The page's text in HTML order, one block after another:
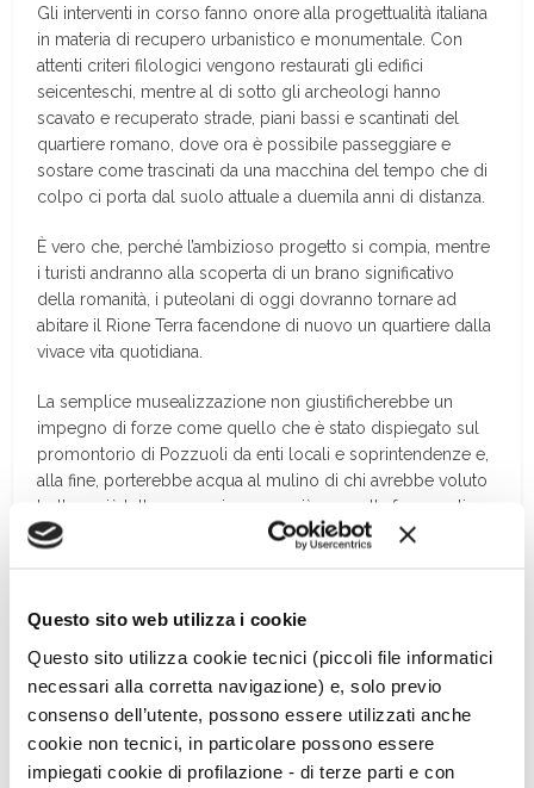
Questo sito web utilizza i cookie
Questo sito utilizza cookie tecnici (piccoli file informatici
necessari alla corretta navigazione) e, solo previo
consenso dell’utente, possono essere utilizzati anche
cookie non tecnici, in particolare possono essere
impiegati cookie di profilazione - di terze parti e con
Gli interventi in corso fanno onore alla progettualità italiana
in materia di recupero urbanistico e monumentale. Con
attenti criteri filologici vengono restaurati gli edifici
seicenteschi, mentre al di sotto gli archeologi hanno
scavato e recuperato strade, piani bassi e scantinati del
quartiere romano, dove ora è possibile passeggiare e
sostare come trascinati da una macchina del tempo che di
colpo ci porta dal suolo attuale a duemila anni di distanza.
È vero che, perché l’ambizioso progetto si compia, mentre
i turisti andranno alla scoperta di un brano significativo
della romanità, i puteolani di oggi dovranno tornare ad
abitare il Rione Terra facendone di nuovo un quartiere dalla
vivace vita quotidiana.
La semplice musealizzazione non giustificherebbe un
impegno di forze come quello che è stato dispiegato sul
promontorio di Pozzuoli da enti locali e soprintendenze e,
alla fine, porterebbe acqua al mulino di chi avrebbe voluto
buttare giù tutto – proprio come già una volta fecero gli
spagnoli – per costruire villette o alti condomini con vista.
direttore di “Archeologia Viva”